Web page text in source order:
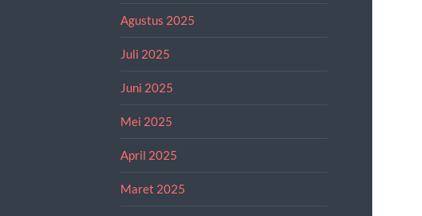
Agustus 2025
Juli 2025
Juni 2025
Mei 2025
April 2025
Maret 2025